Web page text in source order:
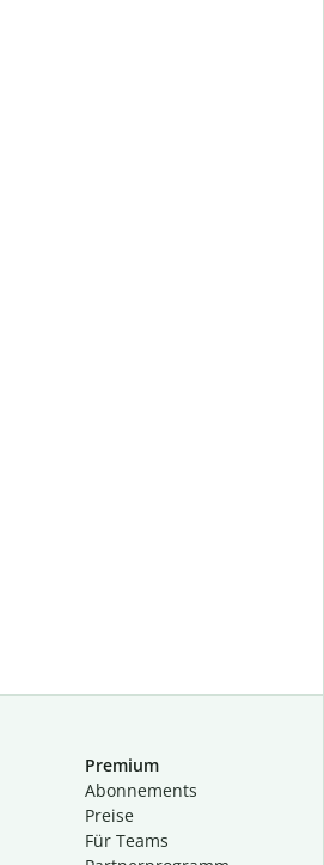
Premium
Abon­ne­ments
Preise
Für Teams